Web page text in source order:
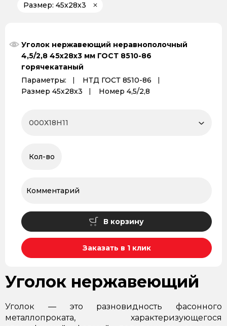
Размер: 45х28х3
Уголок нержавеющий неравнополочный
4,5/2,8 45х28х3 мм ГОСТ 8510-86
горячекатаный
Параметры:
НТД ГОСТ 8510-86
Размер 45х28х3
Номер 4,5/2,8
В корзину
Заказать в 1 клик
Уголок нержавеющий
Уголок — это разновидность фасонного
металлопроката, характеризующегося